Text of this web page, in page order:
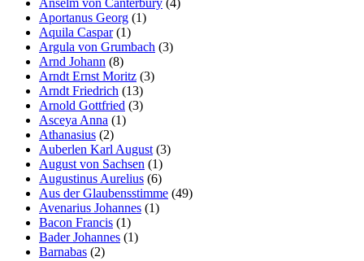
Aportanus Georg (1)
Aquila Caspar(1)
Argula von Grumbach (3)
Arnd Johann (8)
Arndt Ernst Moritz (3)
Arndt Friedrich (13)
Arnold Gottfried (3)
Asceya Anna (1)
Athanasius (2)
Auberlen Karl August (3)
August von Sachsen (1)
Augustinus Aurelius (6)
Aus der Glaubensstimme (49)
Avenarius Johannes (1)
Bacon Francis (1)
Bader Johannes (1)
Barnabas (2)